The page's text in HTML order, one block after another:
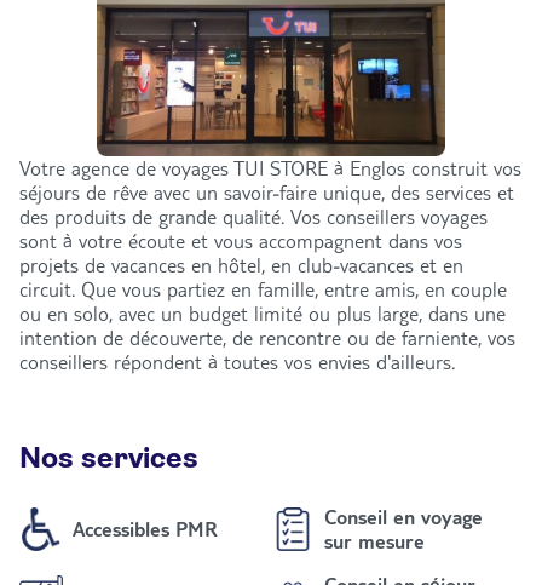
Votre agence de voyages TUI STORE à Englos construit vos
séjours de rêve avec un savoir-faire unique, des services et
des produits de grande qualité. Vos conseillers voyages
sont à votre écoute et vous accompagnent dans vos
projets de vacances en hôtel, en club-vacances et en
circuit. Que vous partiez en famille, entre amis, en couple
ou en solo, avec un budget limité ou plus large, dans une
intention de découverte, de rencontre ou de farniente, vos
conseillers répondent à toutes vos envies d'ailleurs.
Nos services
Accessibles PMR
Conseil en voyage
sur mesure